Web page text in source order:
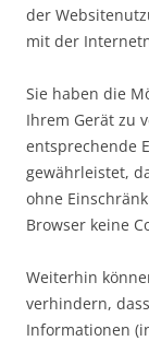
der
mit der
Sie haben die
Ihrem Gerät zu
entsprechende
gewährleistet,
ohne
Browser keine
Weiterhin
verhindern,
Informationen